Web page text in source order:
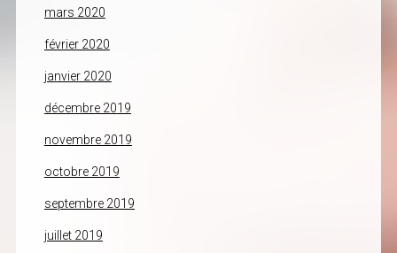
mars 2020
février 2020
janvier 2020
décembre 2019
novembre 2019
octobre 2019
septembre 2019
juillet 2019